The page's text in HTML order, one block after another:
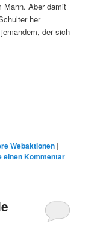
Mann. Aber damit
her
der sich
Webaktionen |
einen Kommentar